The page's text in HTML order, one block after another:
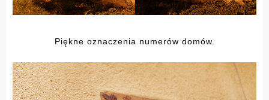
Piękne oznaczenia numerów domów.